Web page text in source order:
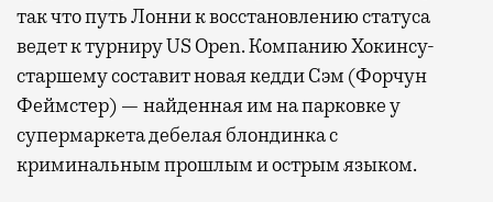
Бизнес-зал становится местом, где можно
провести переговоры, поработать или просто
выпить кофе, наблюдая сквозь панорамные
окна за тем, как взлетают и садятся
самолеты. В Москве нет недостатка
так что путь Лонни к восстановлению статуса
ведет к турниру US Open. Компанию Хокинсу-
старшему составит новая кедди Сэм (Форчун
Феймстер) — найденная им на парковке у
супермаркета дебелая блондинка с
криминальным прошлым и острым языком.